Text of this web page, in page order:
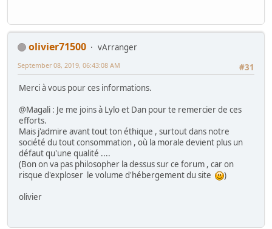
olivier71500
vArranger
#31
September 08, 2019, 06:43:08 AM
Merci à vous pour ces informations.
@Magali : Je me joins à Lylo et Dan pour te remercier de ces
efforts.
Mais j'admire avant tout ton éthique , surtout dans notre
société du tout consommation , où la morale devient plus un
défaut qu'une qualité ....
(Bon on va pas philosopher la dessus sur ce forum , car on
risque d'exploser le volume d'hébergement du site
)
olivier